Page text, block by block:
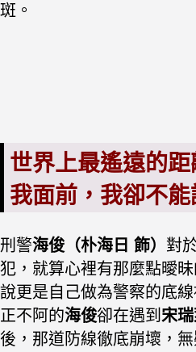
斑。
世界上最遙遠的
我面前，我卻不
刑警海俊（朴海日 飾） 對
犯，就算心裡有那麼點曖
說更是自己做為警察的底
正不阿的海俊卻在遇到 宋瑞
後，那道防線徹底崩壞，